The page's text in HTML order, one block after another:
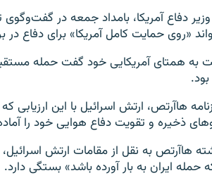
دفاع آمریکا، بامداد جمعه در
«روی حمایت کامل آمریکا» برای دفاع
به همتای آمریکایی خود گفت حمله
هاآرتص، ارتش اسرائیل با این ارزیابی
ذخیره و تقویت دفاع هوایی خود را
هاآرتص به نقل از مقامات ارتش
حمله ایران به بار آورده باشد» بستگی دارد.